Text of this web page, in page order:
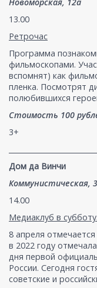
13.00
Ретрочас
Программа
фильмоскопами.
вспомнят) как
пленка. Посмотрят
полюбившихся
Стоимость 100
3+
Дом да Винчи
Коммунистическая,
14.00
Медиаклуб в
8 апреля
в 2022 году
дня первой
России. Сегодня
советские и